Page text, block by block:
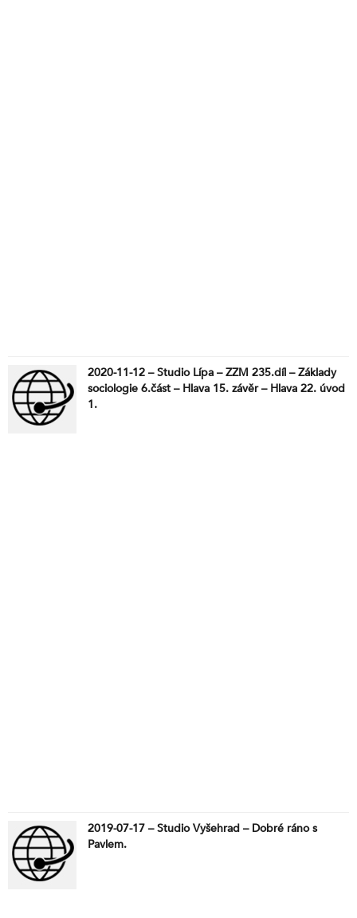
2020-11-12 – Studio Lípa – ZZM 235.díl – Základy
sociologie 6.část – Hlava 15. závěr – Hlava 22. úvod
1.
2019-07-17 – Studio Vyšehrad – Dobré ráno s
Pavlem.